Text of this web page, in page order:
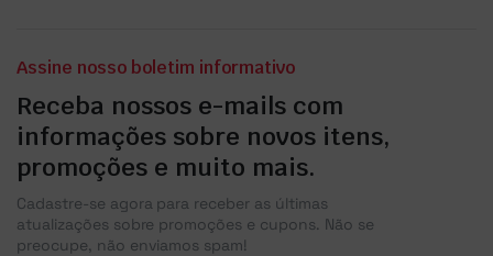
Assine nosso boletim informativo
Receba nossos e-mails com
informações sobre novos itens,
promoções e muito mais.
Cadastre-se agora para receber as últimas
atualizações sobre promoções e cupons. Não se
preocupe, não enviamos spam!